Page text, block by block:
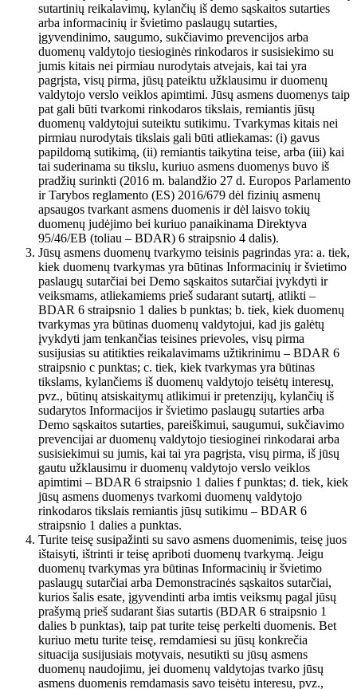
sutartinių reikalavimų, kylančių iš demo sąskaitos sutarties
arba informacinių ir švietimo paslaugų sutarties,
įgyvendinimo, saugumo, sukčiavimo prevencijos arba
duomenų valdytojo tiesioginės rinkodaros ir susisiekimo su
jumis kitais nei pirmiau nurodytais atvejais, kai tai yra
pagrįsta, visų pirma, jūsų pateiktu užklausimu ir duomenų
valdytojo verslo veiklos apimtimi. Jūsų asmens duomenys taip
pat gali būti tvarkomi rinkodaros tikslais, remiantis jūsų
duomenų valdytojui suteiktu sutikimu. Tvarkymas kitais nei
pirmiau nurodytais tikslais gali būti atliekamas: (i) gavus
papildomą sutikimą, (ii) remiantis taikytina teise, arba (iii) kai
tai suderinama su tikslu, kuriuo asmens duomenys buvo iš
pradžių surinkti (2016 m. balandžio 27 d. Europos Parlamento
ir Tarybos reglamento (ES) 2016/679 dėl fizinių asmenų
apsaugos tvarkant asmens duomenis ir dėl laisvo tokių
duomenų judėjimo bei kuriuo panaikinama Direktyva
95/46/EB (toliau – BDAR) 6 straipsnio 4 dalis).
Jūsų asmens duomenų tvarkymo teisinis pagrindas yra: a. tiek,
kiek duomenų tvarkymas yra būtinas Informacinių ir švietimo
paslaugų sutarčiai bei Demo sąskaitos sutarčiai įvykdyti ir
veiksmams, atliekamiems prieš sudarant sutartį, atlikti –
BDAR 6 straipsnio 1 dalies b punktas; b. tiek, kiek duomenų
tvarkymas yra būtinas duomenų valdytojui, kad jis galėtų
įvykdyti jam tenkančias teisines prievoles, visų pirma
susijusias su atitikties reikalavimams užtikrinimu – BDAR 6
straipsnio c punktas; c. tiek, kiek tvarkymas yra būtinas
tikslams, kylančiems iš duomenų valdytojo teisėtų interesų,
pvz., būtinų atsiskaitymų atlikimui ir pretenzijų, kylančių iš
sudarytos Informacijos ir švietimo paslaugų sutarties arba
Demo sąskaitos sutarties, pareiškimui, saugumui, sukčiavimo
prevencijai ar duomenų valdytojo tiesioginei rinkodarai arba
susisiekimui su jumis, kai tai yra pagrįsta, visų pirma, iš jūsų
gautu užklausimu ir duomenų valdytojo verslo veiklos
apimtimi – BDAR 6 straipsnio 1 dalies f punktas; d. tiek, kiek
jūsų asmens duomenys tvarkomi duomenų valdytojo
rinkodaros tikslais remiantis jūsų sutikimu – BDAR 6
straipsnio 1 dalies a punktas.
Turite teisę susipažinti su savo asmens duomenimis, teisę juos
ištaisyti, ištrinti ir teisę apriboti duomenų tvarkymą. Jeigu
duomenų tvarkymas yra būtinas Informacinių ir švietimo
paslaugų sutarčiai arba Demonstracinės sąskaitos sutarčiai,
kurios šalis esate, įgyvendinti arba imtis veiksmų pagal jūsų
prašymą prieš sudarant šias sutartis (BDAR 6 straipsnio 1
dalies b punktas), taip pat turite teisę perkelti duomenis. Bet
kuriuo metu turite teisę, remdamiesi su jūsų konkrečia
situacija susijusiais motyvais, nesutikti su jūsų asmens
duomenų naudojimu, jei duomenų valdytojas tvarko jūsų
asmens duomenis remdamasis savo teisėtu interesu, pvz.,